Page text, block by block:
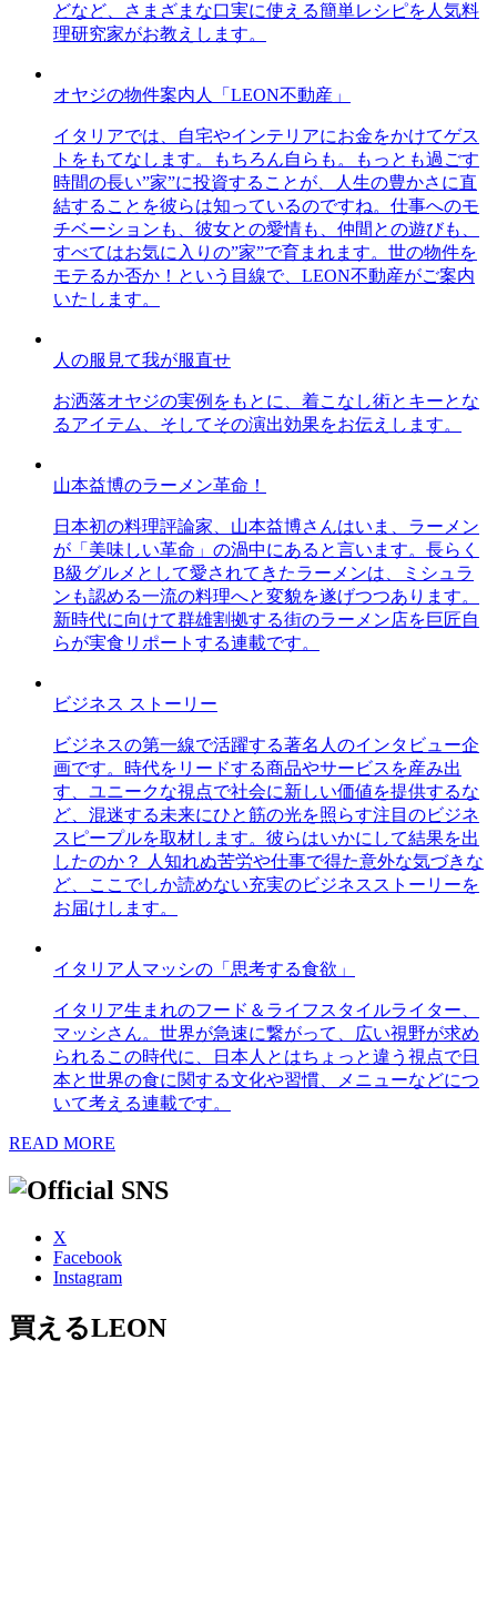
どなど、さまざまな口実に使える簡単レシピを人気料
理研究家がお教えします。
オヤジの物件案内人「LEON不動産」
イタリアでは、自宅やインテリアにお金をかけてゲス
トをもてなします。もちろん自らも。もっとも過ごす
時間の長い”家”に投資することが、人生の豊かさに直
結することを彼らは知っているのですね。仕事へのモ
チベーションも、彼女との愛情も、仲間との遊びも、
すべてはお気に入りの”家”で育まれます。世の物件を
モテるか否か！という目線で、LEON不動産がご案内
いたします。
人の服見て我が服直せ
お洒落オヤジの実例をもとに、着こなし術とキーとな
るアイテム、そしてその演出効果をお伝えします。
山本益博のラーメン革命！
日本初の料理評論家、山本益博さんはいま、ラーメン
が「美味しい革命」の渦中にあると言います。長らく
B級グルメとして愛されてきたラーメンは、ミシュラ
ンも認める一流の料理へと変貌を遂げつつあります。
新時代に向けて群雄割拠する街のラーメン店を巨匠自
らが実食リポートする連載です。
ビジネス ストーリー
ビジネスの第一線で活躍する著名人のインタビュー企
画です。時代をリードする商品やサービスを産み出
す、ユニークな視点で社会に新しい価値を提供するな
ど、混迷する未来にひと筋の光を照らす注目のビジネ
スピープルを取材します。彼らはいかにして結果を出
したのか？ 人知れぬ苦労や仕事で得た意外な気づきな
ど、ここでしか読めない充実のビジネスストーリーを
お届けします。
イタリア人マッシの「思考する食欲」
イタリア生まれのフード＆ライフスタイルライター、
マッシさん。世界が急速に繋がって、広い視野が求め
られるこの時代に、日本人とはちょっと違う視点で日
本と世界の食に関する文化や習慣、メニューなどにつ
いて考える連載です。
READ MORE
X
Facebook
Instagram
買えるLEON